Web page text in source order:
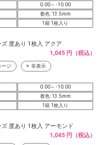
0.00～ -10.00
着色: 13.5mm
1箱 1枚入り
度あり 1枚入 アクア
1,045 円（税込）
ージ 非表示
0.00～ -10.00
着色: 13.5mm
1箱 1枚入り
度あり 1枚入 アーモンド
1,045 円（税込）